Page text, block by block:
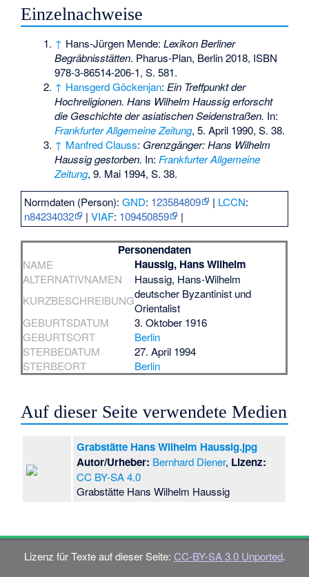
Einzelnachweise
↑ Hans-Jürgen Mende:Lexikon Berliner
Begräbnisstätten. Pharus-Plan, Berlin 2018, ISBN
978-3-86514-206-1, S. 581.
↑ Hansgerd Göckenjan: Ein Treffpunkt der
Hochreligionen. Hans Wilhelm Haussig erforscht
die Geschichte der asiatischen Seidenstraßen. In:
Frankfurter Allgemeine Zeitung, 5. April 1990, S. 38.
↑ Manfred Clauss: Grenzgänger: Hans Wilhelm
Haussig gestorben. In: Frankfurter Allgemeine
Zeitung, 9. Mai 1994, S. 38.
Normdaten (Person):GND: 123584809 | LCCN:
n84234032
|VIAF: 109450859 |
Personendaten
NAME Haussig, Hans Wilhelm
ALTERNATIVNAMEN
Haussig, Hans-Wilhelm
KURZBESCHREIBUNGdeutscher Byzantinist und
Orientalist
GEBURTSDATUM
3. Oktober 1916
GEBURTSORT
Berlin
STERBEDATUM
27. April 1994
STERBEORT
Berlin
Auf dieser Seite verwendete Medien
Grabstätte Hans Wilhelm Haussig.jpg
Autor/Urheber: Bernhard Diener, Lizenz:
CC BY-SA 4.0
Grabstätte Hans Wilhelm Haussig
Lizenz für Texte auf dieser Seite: CC-BY-SA 3.0 Unported.